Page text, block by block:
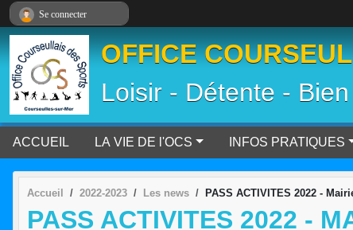
OFFICE
Loisir - Détente -
ACCUEIL LA VIE DE l'OCS INFOS PRATIQUES
Accueil 2022-2023 Les news PASS ACTIVITES 2022 -
PASS ACTIVITES 2022 -
Se connecter
Panneau de gestion des cookies